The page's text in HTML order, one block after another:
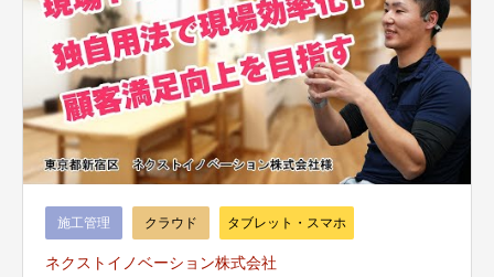
施工管理 クラウド タブレット・スマホ
ネクストイノベーション株式会社